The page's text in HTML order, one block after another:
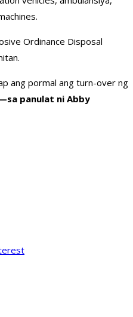
Ordinance Disposal
ang pormal ang turn-over ng
panulat ni Abby